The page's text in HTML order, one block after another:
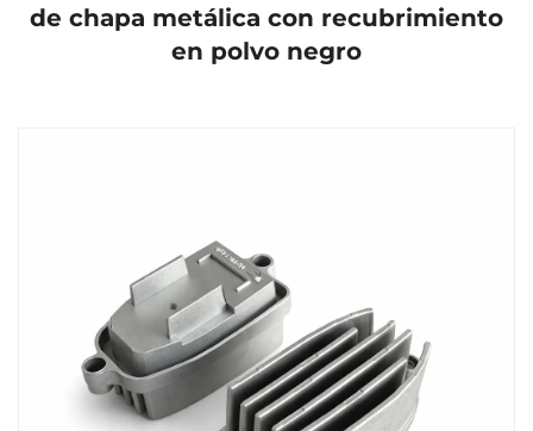
de chapa metálica con recubrimiento
en polvo negro